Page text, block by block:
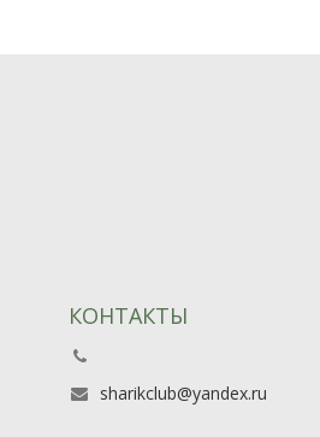
КОНТАКТЫ
sharikclub@yandex.ru